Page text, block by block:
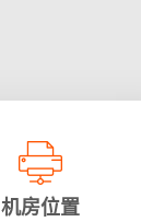
机房位置